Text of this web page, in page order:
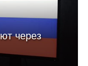
через